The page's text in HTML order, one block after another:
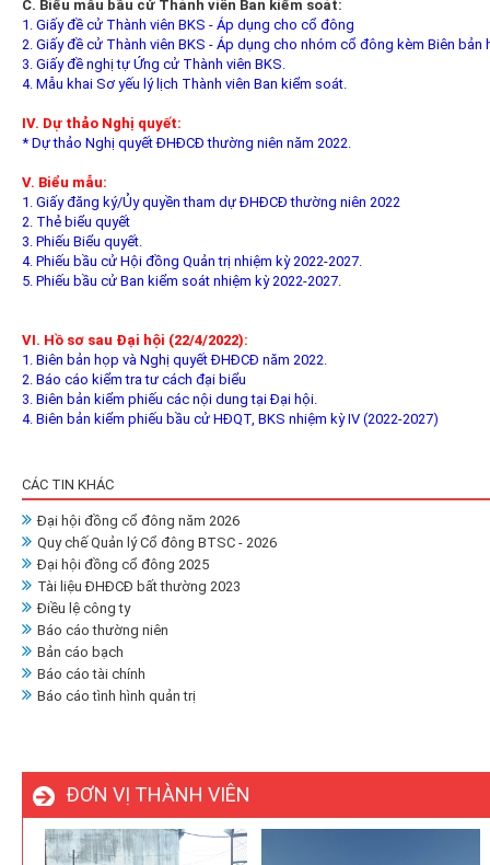
C. Biểu mẫu bầu cử Thành viên Ban kiểm soát:
1. Giấy đề cử Thành viên BKS - Áp dụng cho cổ đông
2. Giấy đề cử Thành viên BKS - Áp dụng cho nhóm cổ đông kèm Biên
3. Giấy đề nghị tự Ứng cử Thành viên BKS.
4. Mẫu khai Sơ yếu lý lịch Thành viên Ban kiểm soát.
IV. Dự thảo Nghị quyết:
* Dự thảo Nghị quyết ĐHĐCĐ thường niên năm 2022.
V. Biểu mẫu:
1. Giấy đăng ký/Ủy quyền tham dự ĐHĐCĐ thường niên 2022
2. Thẻ biểu quyết
3. Phiếu Biểu quyết.
4. Phiếu bầu cử Hội đồng Quản trị nhiệm kỳ 2022-2027.
5. Phiếu bầu cử Ban kiểm soát nhiệm kỳ 2022-2027.
VI. Hồ sơ sau Đại hội (22/4/2022):
1. Biên bản họp và Nghị quyết ĐHĐCĐ năm 2022.
2. Báo cáo kiểm tra tư cách đại biểu
3. Biên bản kiểm phiếu các nội dung tại Đại hội.
4. Biên bản kiểm phiếu bầu cử HĐQT, BKS nhiệm kỳ IV (2022-2027)
CÁC TIN KHÁC
Đại hội đồng cổ đông năm 2026
Quy chế Quản lý Cổ đông BTSC - 2026
Đại hội đồng cổ đông 2025
Tài liệu ĐHĐCĐ bất thường 2023
Điều lệ công ty
Báo cáo thường niên
Bản cáo bạch
Báo cáo tài chính
Báo cáo tình hình quản trị
ĐƠN VỊ THÀNH VIÊN